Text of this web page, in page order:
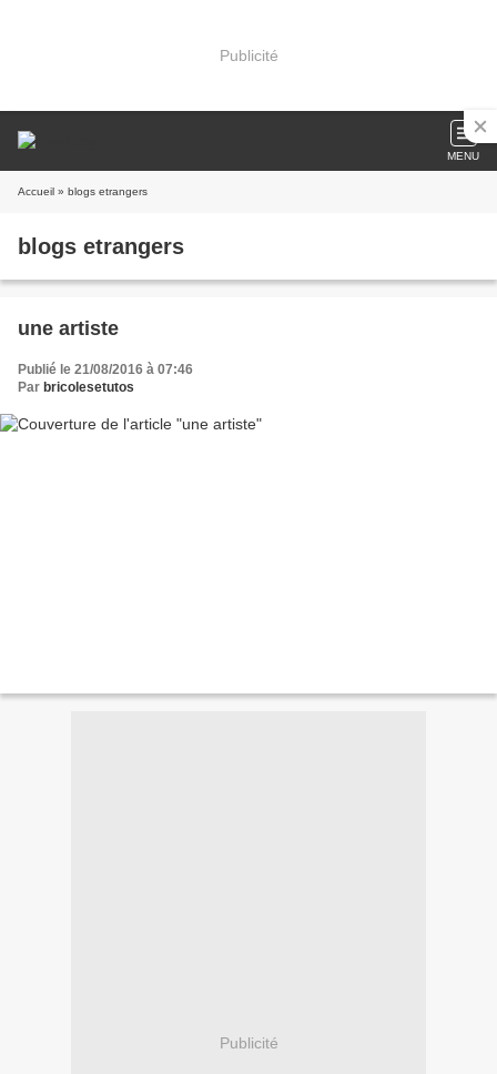
Publicité
MENU
Accueil » blogs etrangers
blogs etrangers
une artiste
Publié le 21/08/2016 à 07:46
Par bricolesetutos
Publicité